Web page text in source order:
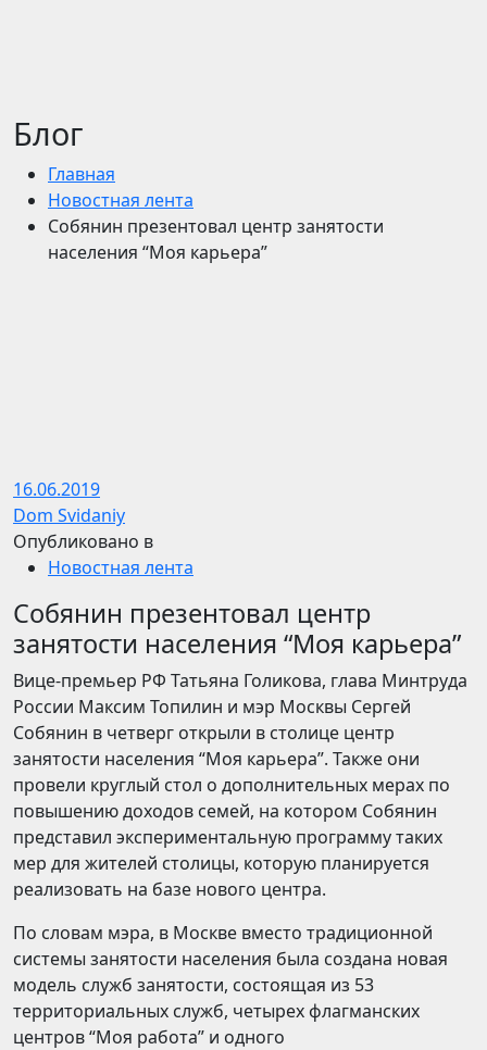
Блог
Главная
Новостная лента
Собянин презентовал центр занятости
населения “Моя карьера”
16.06.2019
Dom Svidaniy
Опубликовано в
Новостная лента
Собянин презентовал центр
занятости населения “Моя карьера”
Вице-премьер РФ Татьяна Голикова, глава Минтруда
России Максим Топилин и мэр Москвы Сергей
Собянин в четверг открыли в столице центр
занятости населения “Моя карьера”. Также они
провели круглый стол о дополнительных мерах по
повышению доходов семей, на котором Собянин
представил экспериментальную программу таких
мер для жителей столицы, которую планируется
реализовать на базе нового центра.
По словам мэра, в Москве вместо традиционной
системы занятости населения была создана новая
модель служб занятости, состоящая из 53
территориальных служб, четырех флагманских
центров “Моя работа” и одного